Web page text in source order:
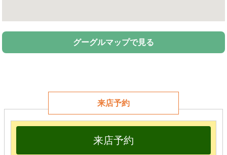
グーグルマップで見る
来店予約
来店予約